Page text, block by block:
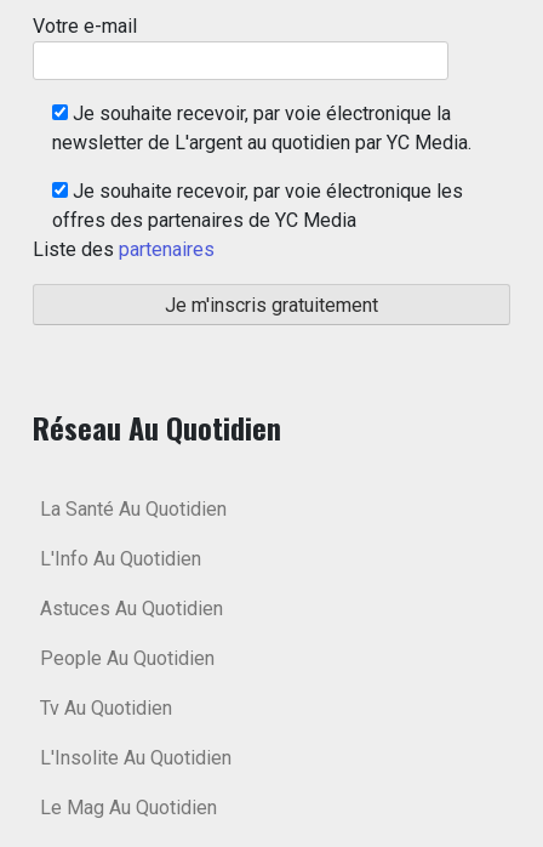
Votre e-mail
Je souhaite recevoir, par voie électronique la
newsletter de L'argent au quotidien par YC Media.
Je souhaite recevoir, par voie électronique les
offres des partenaires de YC Media
Liste des partenaires
Réseau Au Quotidien
La Santé Au Quotidien
L'Info Au Quotidien
Astuces Au Quotidien
People Au Quotidien
Tv Au Quotidien
L'Insolite Au Quotidien
Le Mag Au Quotidien